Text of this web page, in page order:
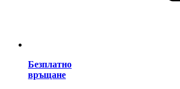
Безплатно
връщане